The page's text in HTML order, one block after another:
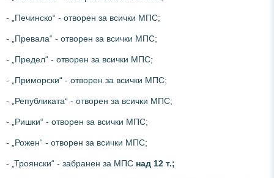
- „Печинско“ - отворен за всички МПС;
- „Превала“ - отворен за всички МПС;
- „Предел“ - отворен за всички МПС;
- „Приморски“ - отворен за всички МПС;
- „Републиката“ - отворен за всички МПС;
- „Ришки“ - отворен за всички МПС;
- „Рожен“ - отворен за всички МПС;
- „Троянски“ - забранен за МПС над 12 т.;